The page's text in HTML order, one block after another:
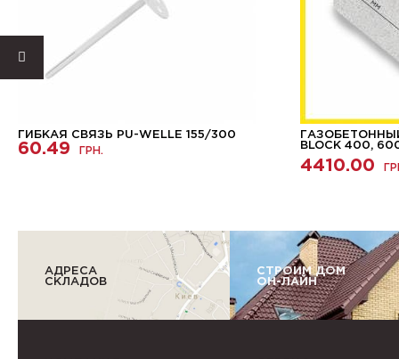
ГИБКАЯ СВЯЗЬ PU-WELLE 155/300
60.49 ГРН.
BLOCK 400,
4410.00
АДРЕСА
СКЛАДОВ
СТРОИМ ДОМ
ОН-ЛАЙН